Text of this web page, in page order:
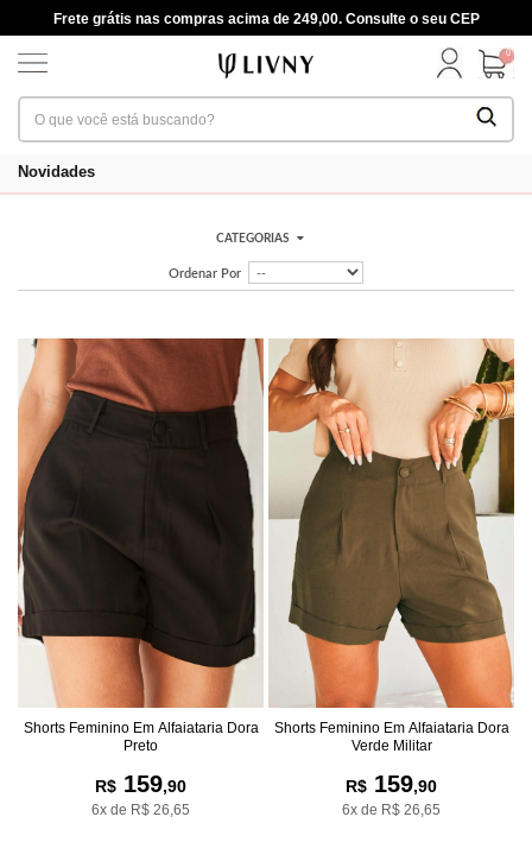
Frete grátis nas compras acima de 249,00. Consulte o seu CEP
0
Novidades
CATEGORIAS
Ordenar Por
Shorts Feminino Em Alfaiataria Dora
Preto
R$ 159,90
6x de R$ 26,65
Shorts Feminino Em Alfaiataria Dora
Verde Militar
R$ 159,90
6x de R$ 26,65